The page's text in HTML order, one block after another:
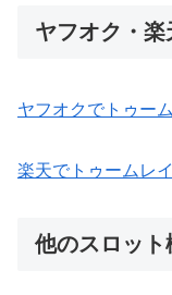
ヤフオク・楽
ヤフオクでトゥー
楽天でトゥームレ
他のスロット